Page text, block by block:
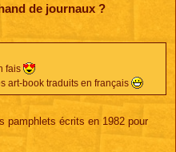
de journaux ?
fais
art-book traduits en français
pamphlets écrits en 1982 pour